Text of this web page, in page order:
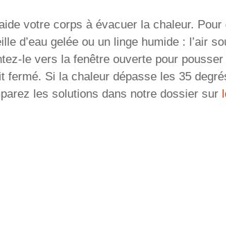
votre corps à évacuer la chaleur. Pour
d’eau gelée ou un linge humide : l’air
le vers la fenêtre ouverte pour pousser
fermé. Si la chaleur dépasse les 35
les solutions dans notre dossier sur